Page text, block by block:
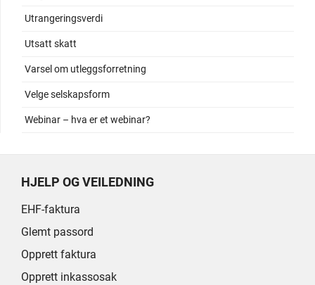
Utrangeringsverdi
Utsatt skatt
Varsel om utleggsforretning
Velge selskapsform
Webinar – hva er et webinar?
HJELP OG VEILEDNING
EHF-faktura
Glemt passord
Opprett faktura
Opprett inkassosak